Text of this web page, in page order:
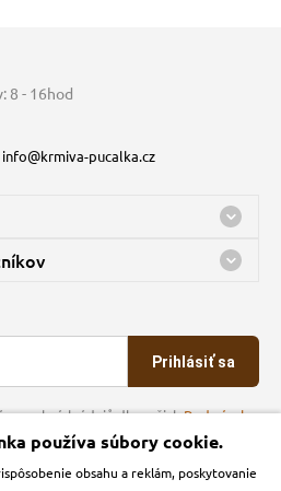
8 - 16hod
info@krmiva-pucalka.cz
máme zatvorené
údajov
Prihlásiť sa
osobních údajů dle našichPodmínek
sieťach
používa súbory cookie.
obsahu a reklám, poskytovanie